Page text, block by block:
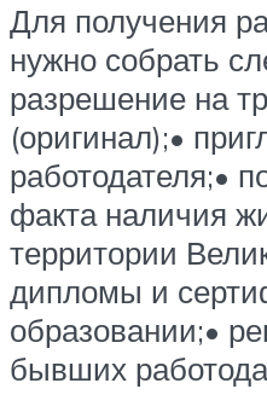
Для получения
нужно собрать
разрешение на
(оригинал);•
работодателя;•
факта наличия
территории
дипломы и
образовании;•
бывших